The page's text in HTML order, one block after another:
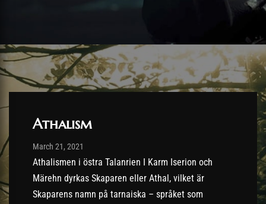
Athalism
Post has published by
March 21, 2021
Athalismen i östra Talanrien I Karm Iserion och
Märehn dyrkas Skaparen eller Athal, vilket är
Skaparens namn på tarnaiska – språket som